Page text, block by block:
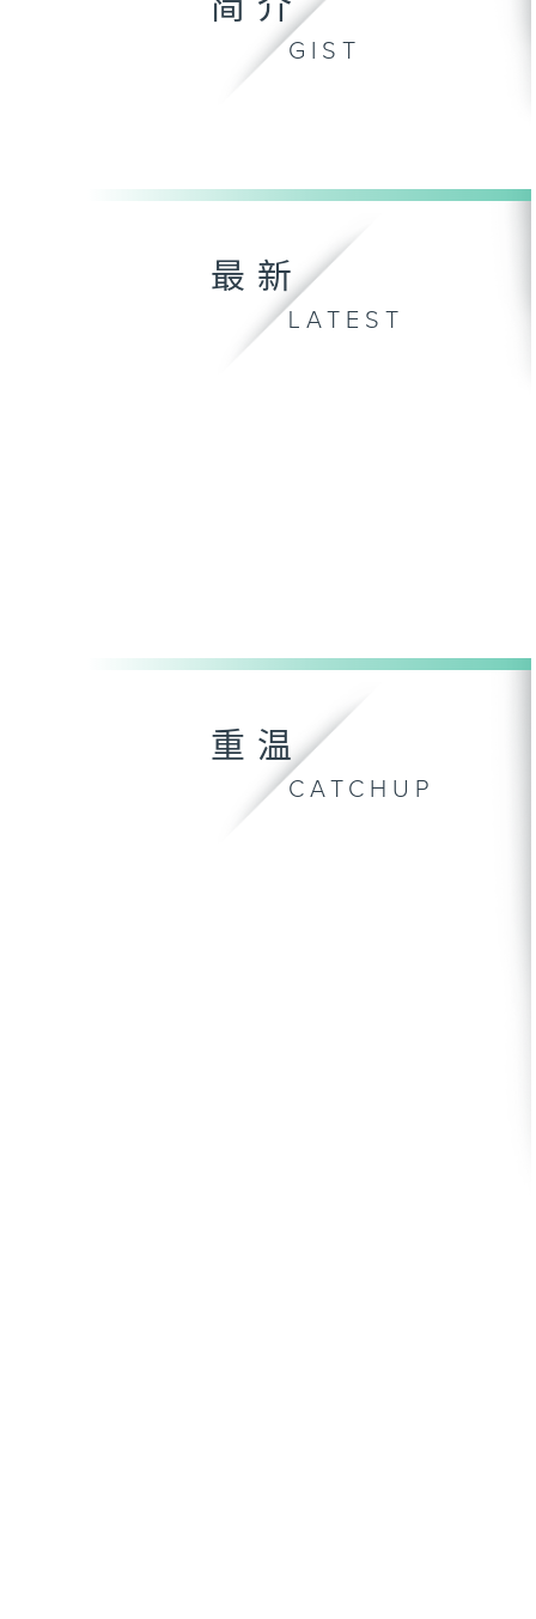
简介
GIST
最新
LATEST
重温
CATCHUP